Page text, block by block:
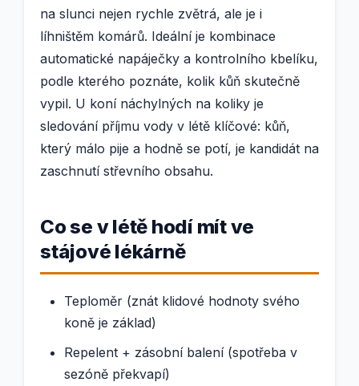
na slunci nejen rychle zvětrá, ale je i
líhništěm komárů. Ideální je kombinace
automatické napáječky a kontrolního kbelíku,
podle kterého poznáte, kolik kůň skutečně
vypil. U koní náchylných na koliky je
sledování příjmu vody v létě klíčové: kůň,
který málo pije a hodně se potí, je kandidát na
zaschnutí střevního obsahu.
Co se v létě hodí mít ve
stájové lékárně
Teploměr (znát klidové hodnoty svého
koně je základ)
Repelent + zásobní balení (spotřeba v
sezóně překvapí)